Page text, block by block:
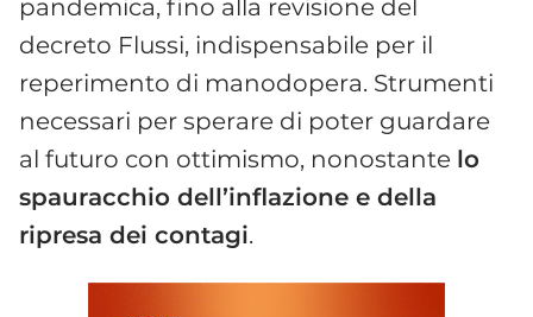
pandemica, fino alla revisione del
decreto Flussi, indispensabile per il
reperimento di manodopera. Strumenti
necessari per sperare di poter guardare
al futuro con ottimismo, nonostante lo
spauracchio dell’inflazione e della
ripresa dei contagi.